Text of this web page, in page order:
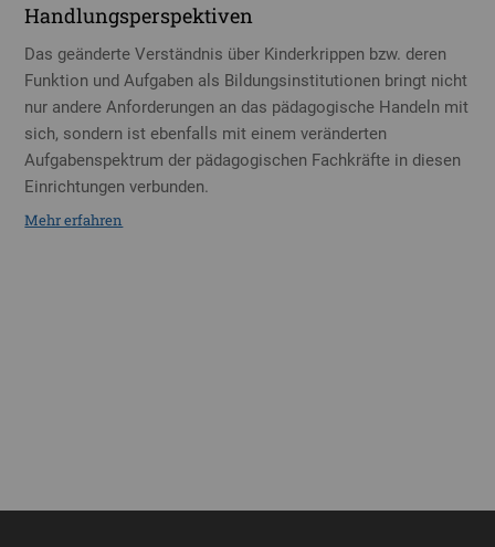
Handlungsperspektiven
Das geänderte Verständnis über Kinderkrippen bzw. deren
Funktion und Aufgaben als Bildungsinstitutionen bringt nicht
nur andere Anforderungen an das pädagogische Handeln mit
sich, sondern ist ebenfalls mit einem veränderten
Aufgabenspektrum der pädagogischen Fachkräfte in diesen
Einrichtungen verbunden.
Mehr erfahren